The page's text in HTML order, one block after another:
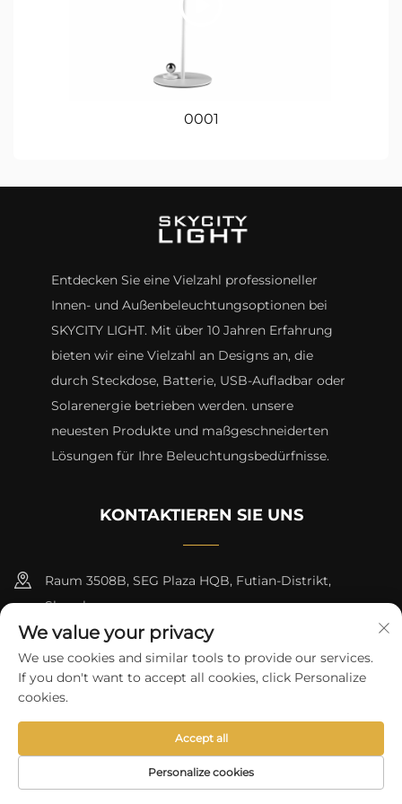
0001
Entdecken Sie eine Vielzahl professioneller
Innen- und Außenbeleuchtungsoptionen bei
SKYCITY LIGHT. Mit über 10 Jahren Erfahrung
bieten wir eine Vielzahl an Designs an, die
durch Steckdose, Batterie, USB-Aufladbar oder
Solarenergie betrieben werden. unsere
neuesten Produkte und maßgeschneiderten
Lösungen für Ihre Beleuchtungsbedürfnisse.
KONTAKTIEREN SIE UNS
Raum 3508B, SEG Plaza HQB, Futian-Distrikt,
Shenzhen
+8615817427232
[email protected]
Copyright © 2024 von skycity light co., ltd
Datenschutzrichtlinie
We value your privacy
We use cookies and similar tools to provide our services.
If you don't want to accept all cookies, click Personalize
cookies.
Personalize cookies
Accept all